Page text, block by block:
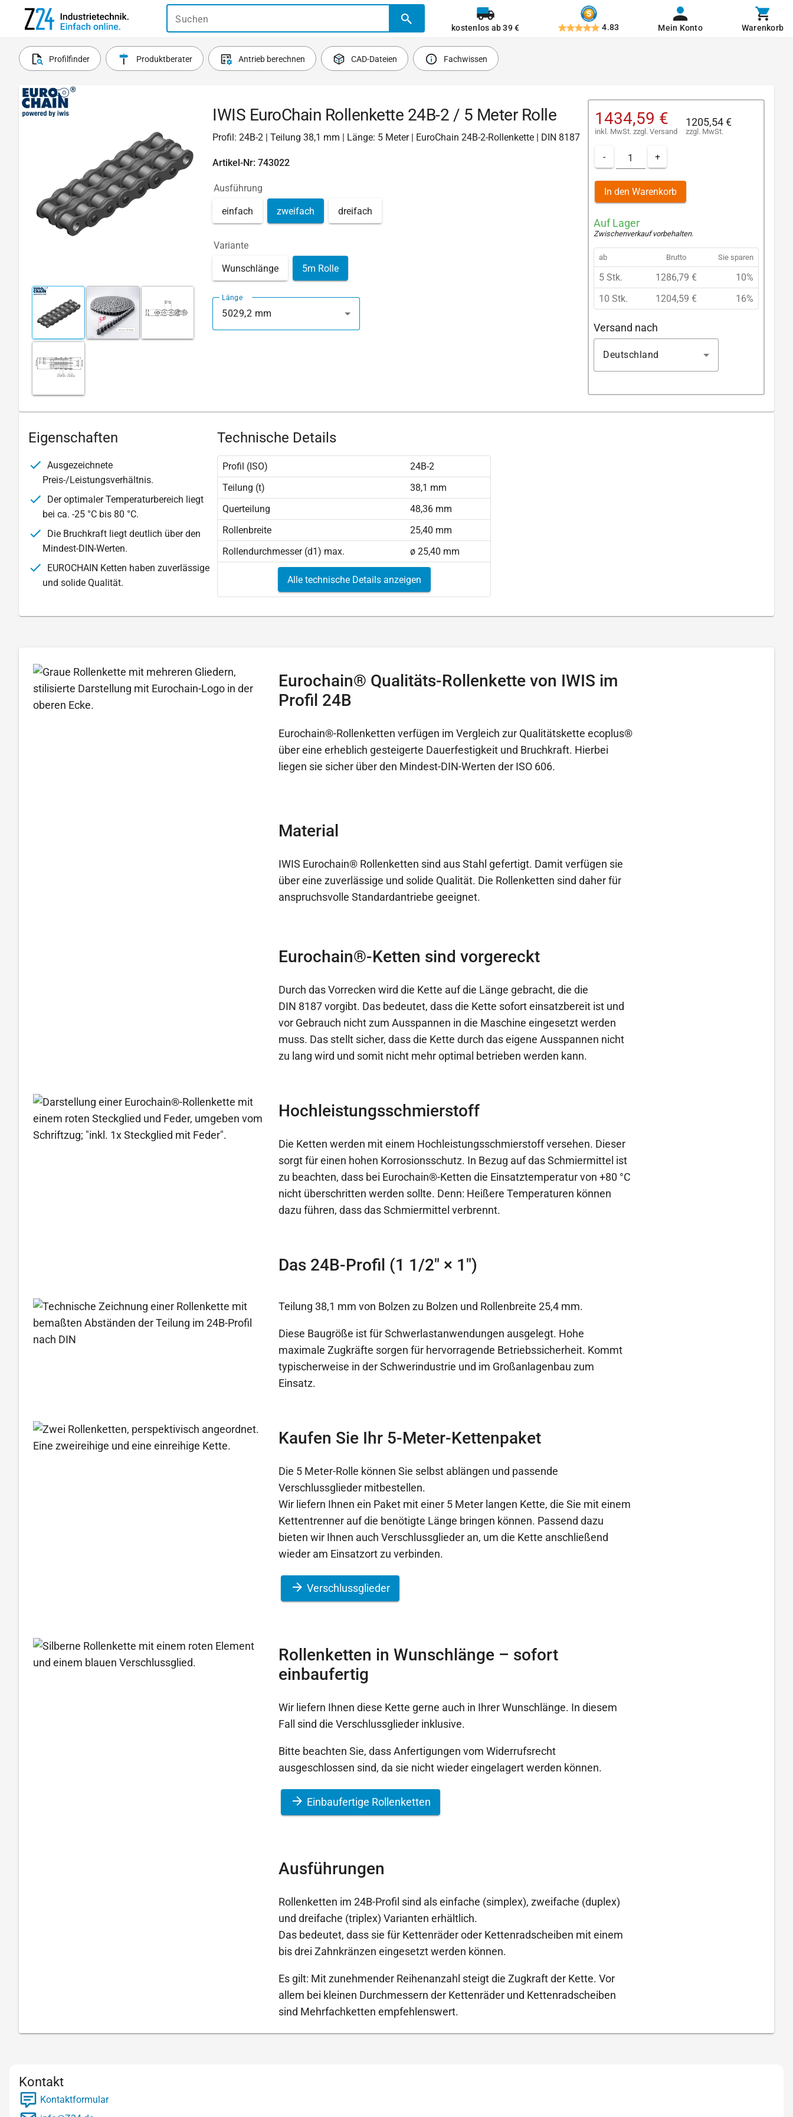
Suchen
kostenlos ab 39 € 4.83 Mein Konto Warenkorb
Profilfinder Produktberater Antrieb berechnen CAD-Dateien Fachwissen
IWIS EuroChain Rollenkette 24B-2 / 5 Meter Rolle
Profil: 24B-2 | Teilung 38,1 mm | Länge: 5 Meter | EuroChain 24B-2-Rollenkette | DIN 8187
Artikel-Nr: 743022
Ausführung
einfach zweifach dreifach
Variante
Wunschlänge 5m Rolle
Länge
5029,2 mm
1434,59 €
inkl. MwSt. zzgl. Versand
1205,54 €
zzgl. MwSt.
- +
In den Warenkorb
Auf Lager
Zwischenverkauf vorbehalten.
ab Brutto Sie sparen
5 Stk. 1286,79 €
10%
10 Stk.
1204,59 € 16%
Versand nach
Deutschland
Eigenschaften
Ausgezeichnete
Preis-/Leistungsverhältnis.
Der optimaler Temperaturbereich liegt
bei ca. -25 °C bis 80 °C.
Die Bruchkraft liegt deutlich über den
Mindest-DIN-Werten.
EUROCHAIN Ketten haben zuverlässige
und solide Qualität.
Technische Details
Profil (ISO)
24B-2
Teilung (t)
38,1 mm
Querteilung
48,36 mm
Rollenbreite
25,40 mm
Rollendurchmesser (d1) max.
ø 25,40 mm
Alle technische Details anzeigen
Eurochain® Qualitäts-Rollenkette von IWIS im
Profil 24B
Eurochain®-Rollenketten verfügen im Vergleich zur Qualitätskette ecoplus®
über eine erheblich gesteigerte Dauerfestigkeit und Bruchkraft. Hierbei
liegen sie sicher über den Mindest-DIN-Werten der ISO 606.
Material
IWIS Eurochain® Rollenketten sind aus Stahl gefertigt. Damit verfügen sie
über eine zuverlässige und solide Qualität. Die Rollenketten sind daher für
anspruchsvolle Standardantriebe geeignet.
Eurochain®-Ketten sind vorgereckt
Durch das Vorrecken wird die Kette auf die Länge gebracht, die die
DIN 8187 vorgibt. Das bedeutet, dass die Kette sofort einsatzbereit ist und
vor Gebrauch nicht zum Ausspannen in die Maschine eingesetzt werden
muss. Das stellt sicher, dass die Kette durch das eigene Ausspannen nicht
zu lang wird und somit nicht mehr optimal betrieben werden kann.
Hochleistungsschmierstoff
Die Ketten werden mit einem Hochleistungsschmierstoff versehen. Dieser
sorgt für einen hohen Korrosionsschutz. In Bezug auf das Schmiermittel ist
zu beachten, dass bei Eurochain®-Ketten die Einsatztemperatur von +80 °C
nicht überschritten werden sollte. Denn: Heißere Temperaturen können
dazu führen, dass das Schmiermittel verbrennt.
Das 24B-Profil (1 1/2″ × 1″)
Teilung 38,1 mm von Bolzen zu Bolzen und Rollenbreite 25,4 mm.
Diese Baugröße ist für Schwerlastanwendungen ausgelegt. Hohe
maximale Zugkräfte sorgen für hervorragende Betriebssicherheit. Kommt
typischerweise in der Schwerindustrie und im Großanlagenbau zum
Einsatz.
Kaufen Sie Ihr 5-Meter-Kettenpaket
Die 5 Meter-Rolle können Sie selbst ablängen und passende
Verschlussglieder mitbestellen.
Wir liefern Ihnen ein Paket mit einer 5 Meter langen Kette, die Sie mit einem
Kettentrenner auf die benötigte Länge bringen können. Passend dazu
bieten wir Ihnen auch Verschlussglieder an, um die Kette anschließend
wieder am Einsatzort zu verbinden.
Verschlussglieder
Rollenketten in Wunschlänge – sofort
einbaufertig
Wir liefern Ihnen diese Kette gerne auch in Ihrer Wunschlänge. In diesem
Fall sind die Verschlussglieder inklusive.
Bitte beachten Sie, dass Anfertigungen vom Widerrufsrecht
ausgeschlossen sind, da sie nicht wieder eingelagert werden können.
Einbaufertige Rollenketten
Ausführungen
Rollenketten im 24B-Profil sind als einfache (simplex), zweifache (duplex)
und dreifache (triplex) Varianten erhältlich.
Das bedeutet, dass sie für Kettenräder oder Kettenradscheiben mit einem
bis drei Zahnkränzen eingesetzt werden können.
Es gilt: Mit zunehmender Reihenanzahl steigt die Zugkraft der Kette. Vor
allem bei kleinen Durchmessern der Kettenräder und Kettenradscheiben
sind Mehrfachketten empfehlenswert.
Kontakt
Kontaktformular